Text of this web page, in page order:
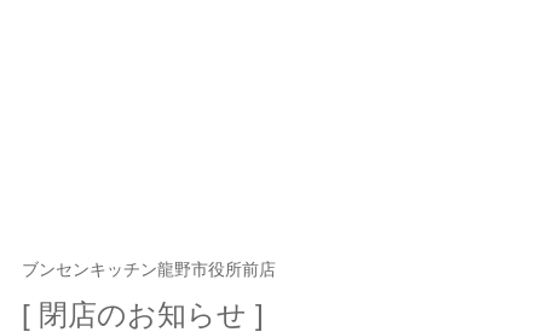
ブンセンキッチン龍野市役所前店
[ 閉店のお知らせ ]